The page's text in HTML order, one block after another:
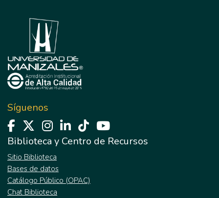
Síguenos
Biblioteca y Centro de Recursos
Sitio Biblioteca
Bases de datos
Catálogo Público (OPAC)
Chat Biblioteca